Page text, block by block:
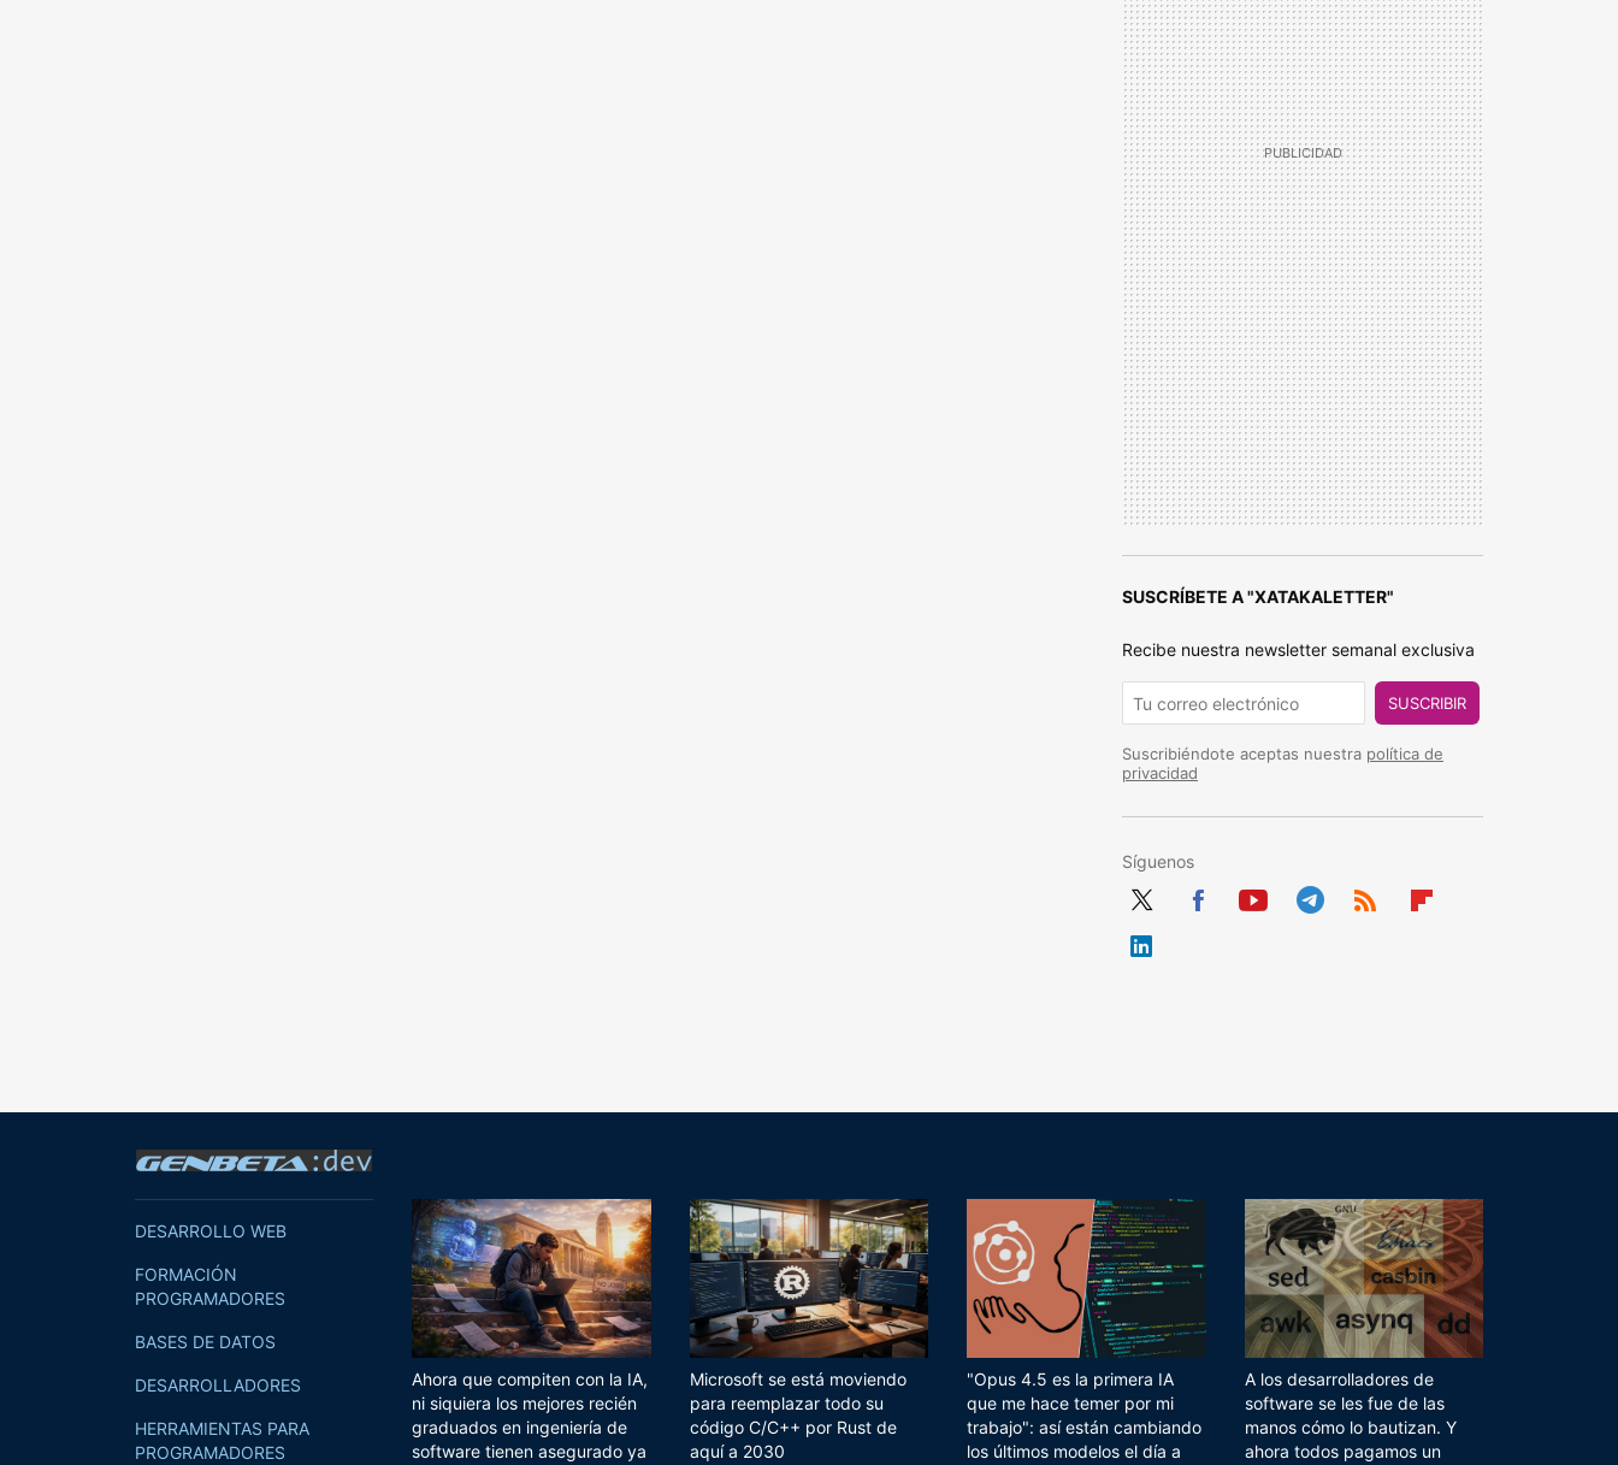
SUSCRÍBETE A "XATAKALETTER"
Recibe nuestra newsletter semanal exclusiva
SUSCRIBIR
Suscribiéndote aceptas nuestra política de
privacidad
Síguenos
Twit
DESARROLLO WEB
FORMACIÓN
PROGRAMADORES
BASES DE DATOS
DESARROLLADORES
HERRAMIENTAS PARA
PROGRAMADORES
Ahora que compiten con la IA,
ni siquiera los mejores recién
graduados en ingeniería de
software tienen asegurado ya
Microsoft se está moviendo
para reemplazar todo su
código C/C++ por Rust de
aquí a 2030
"Opus 4.5 es la primera IA
que me hace temer por mi
trabajo": así están cambiando
los últimos modelos el día a
A los desarrolladores de
software se les fue de las
manos cómo lo bautizan. Y
ahora todos pagamos un